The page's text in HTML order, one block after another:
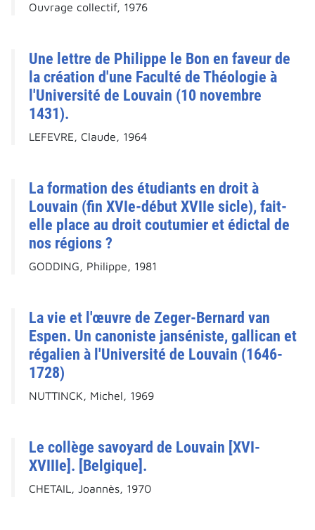
Ouvrage collectif, 1976
Une lettre de Philippe le Bon en faveur de
la création d'une Faculté de Théologie à
l'Université de Louvain (10 novembre
1431).
LEFEVRE, Claude, 1964
La formation des étudiants en droit à
Louvain (fin XVIe-début XVIIe sicle), fait-
elle place au droit coutumier et édictal de
nos régions ?
GODDING, Philippe, 1981
La vie et l'œuvre de Zeger-Bernard van
Espen. Un canoniste janséniste, gallican et
régalien à l'Université de Louvain (1646-
1728)
NUTTINCK, Michel, 1969
Le collège savoyard de Louvain [XVI-
XVIIIe]. [Belgique].
CHETAIL, Joannès, 1970